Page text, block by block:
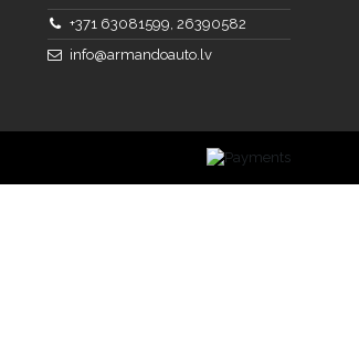
+371 63081599, 26390582
info@armandoauto.lv